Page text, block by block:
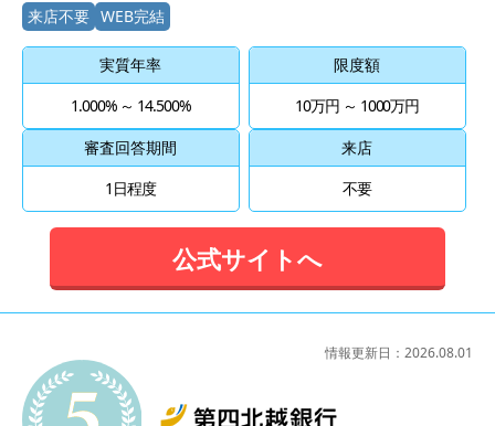
来店不要 WEB完結
実質年率
1.000% ～ 14.500%
限度額
10万円 ～ 1000万円
審査回答期間
1日程度
来店
不要
公式サイトへ
情報更新日： 2026.08.01